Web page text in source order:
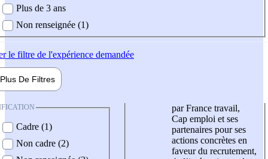
Plus de 3 ans
Non renseignée (1)
le filtre de l'expérience demandée
Plus De Filtres
Cadre (1)
Non cadre (2)
par France travail,
Cap emploi et ses
partenaires pour ses
actions concrètes en
faveur du recrutement,